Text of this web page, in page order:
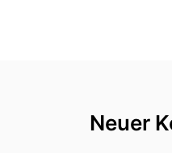
Neuer